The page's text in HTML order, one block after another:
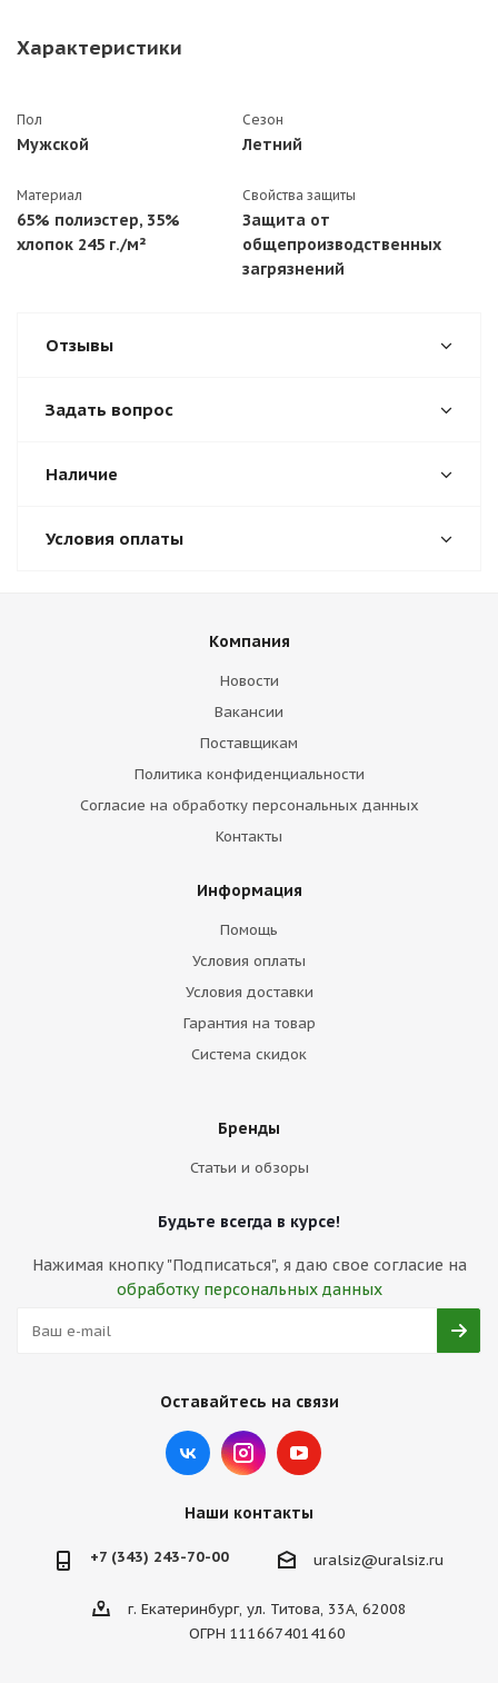
Характеристики
Пол
Мужской
Сезон
Летний
Материал
65% полиэстер, 35%
хлопок 245 г./м²
Свойства защиты
Защита от
общепроизводственных
загрязнений
Отзывы
Задать вопрос
Наличие
Условия оплаты
Компания
Новости
Вакансии
Поставщикам
Политика конфиденциальности
Согласие на обработку персональных данных
Контакты
Информация
Помощь
Условия оплаты
Условия доставки
Гарантия на товар
Система скидок
Бренды
Статьи и обзоры
Будьте всегда в курсе!
Нажимая кнопку "Подписаться", я даю свое согласие на
обработку персональных данных
Оставайтесь на связи
Наши контакты
+7 (343) 243-70-00 uralsiz@uralsiz.ru
г. Екатеринбург, ул. Титова, 33А, 62008
ОГРН 1116674014160